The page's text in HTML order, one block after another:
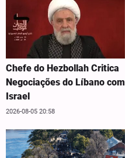
Chefe do Hezbollah Critica
Negociações do Líbano com
Israel
2026-08-05 20:58